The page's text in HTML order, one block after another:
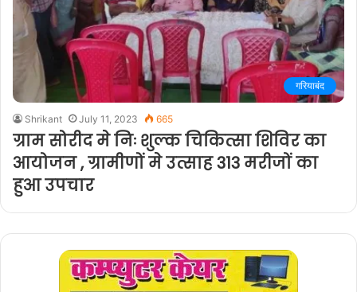
गरियाबंद
Shrikant July 11, 2023 665
ग्राम सोरीद मे निः शुल्क चिकित्सा शिविर का
आयोजन , ग्रामीणों मे उत्साह 313 मरीजों का
हुआ उपचार